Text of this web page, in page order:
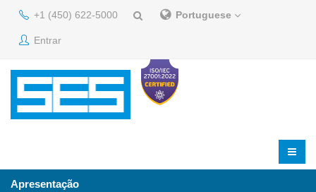
+1 (450) 622-5000 Portuguese
Entrar
Apresentação